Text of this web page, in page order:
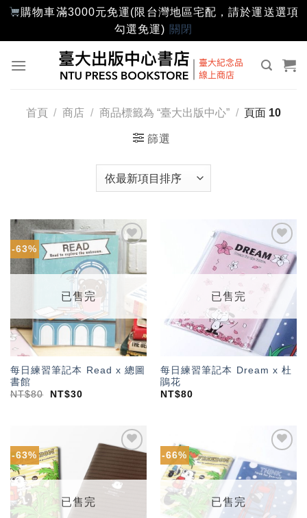
購物車滿3000元免運(限台灣地區宅配，請於運送選項
勾選免運) 關閉
首頁 / 商店 / 商品標籤為 “臺大出版中心” / 頁面 10
篩選
-63%
「願
望輕
已售完
每日練習筆記本 Read x 總圖
書館
NT$80 NT$30
加入
「願
望輕
已售完
每日練習筆記本 Dream x 杜
鵑花
NT$80
-63%
望輕
已售完
-66%
「願
望輕
已售完